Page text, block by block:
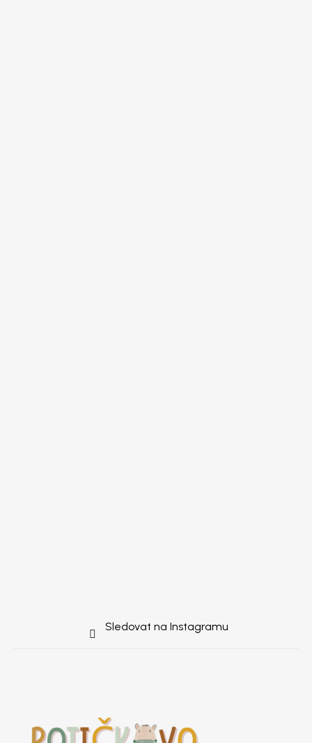
Sledovat na Instagramu